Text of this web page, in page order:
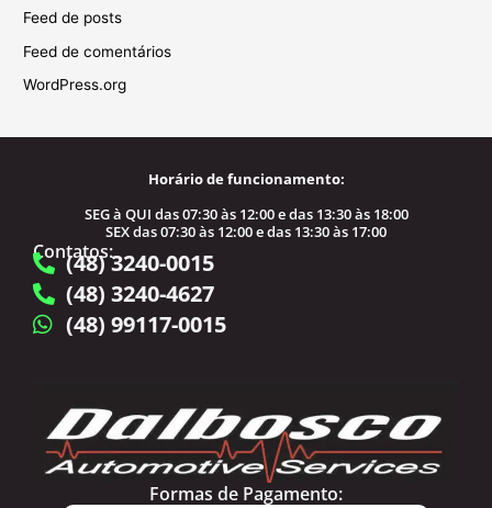
Feed de posts
Feed de comentários
WordPress.org
Horário de funcionamento:
SEG à QUI das 07:30 às 12:00 e das 13:30 às 18:00
SEX das 07:30 às 12:00 e das 13:30 às 17:00
Contatos:
(48) 3240-0015
(48) 3240-4627
(48) 99117-0015
Formas de Pagamento: